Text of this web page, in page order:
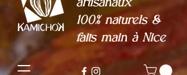
artisanaux
100% naturels &
faits main à Nice